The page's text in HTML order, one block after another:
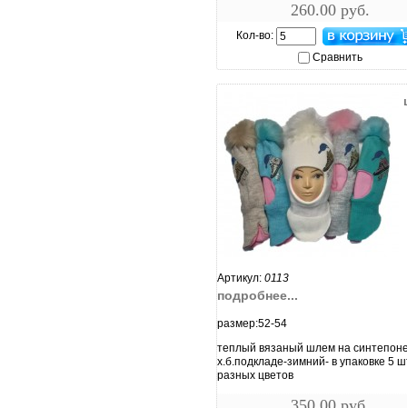
260.00 руб.
Кол-во:
Сравнить
Артикул: 0113
подробнее...
размер:52-54
теплый вязаный шлем на
х.б.подкладе-зимний- в упаковке 5
разных цветов